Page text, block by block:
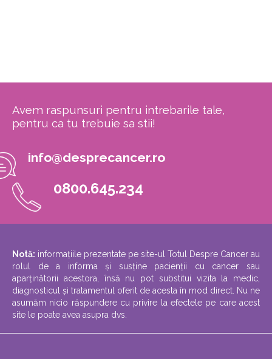
Avem raspunsuri pentru intrebarile tale,
pentru ca tu trebuie sa stii!
info@desprecancer.ro
0800.645.234
Notă: informațiile prezentate pe site-ul Totul Despre Cancer au
rolul de a informa și susține pacienții cu cancer sau
aparținătorii acestora, însă nu pot substitui vizita la medic,
diagnosticul și tratamentul oferit de acesta în mod direct. Nu ne
asumăm nicio răspundere cu privire la efectele pe care acest
site le poate avea asupra dvs.